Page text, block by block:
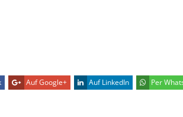
Auf Google+ Auf LinkedIn Per